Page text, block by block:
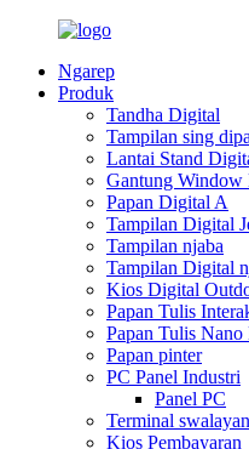
Ngarep
Produk
Tandha Digital
Tampilan sing
Lantai Stand
Gantung Window
Papan Digital A
Tampilan Digital
Tampilan njaba
Tampilan Digital
Kios Digital
Papan Tulis
Papan Tulis Nano
Papan pinter
PC Panel Industri
Panel PC
Terminal swalayan
Kios Pembayaran